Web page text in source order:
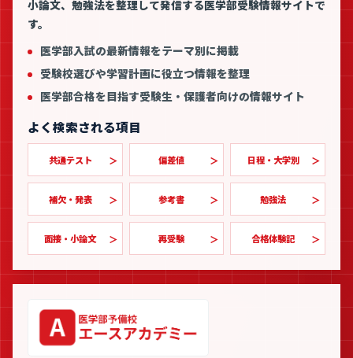
小論文、勉強法を整理して発信する医学部受験情報サイトで
す。
医学部入試の最新情報をテーマ別に掲載
受験校選びや学習計画に役立つ情報を整理
医学部合格を目指す受験生・保護者向けの情報サイト
よく検索される項目
共通テスト 偏差値 日程・大学別
補欠・発表 参考書 勉強法
面接・小論文 再受験 合格体験記